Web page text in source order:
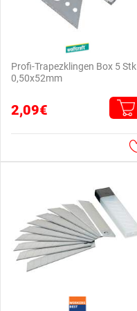
Profi-Trapezklingen Box 5 Stk
0,50x52mm
2,09€